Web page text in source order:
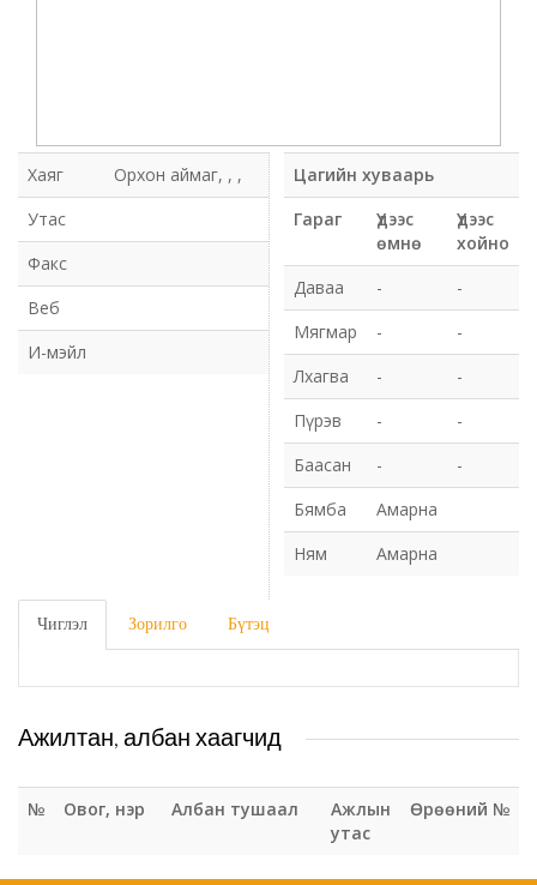
Бүсийн оношлогоо эмчилгээний төв
Орхон аймаг Шуудан үйлчилгээний газар
Биеийн тамир, спортын газар
Газрын харилцаа барилга хот байгуулалтын газар
Нийгмийн даатгалын газар
Орон нутгийн Өмчийн газар
Орхон аймаг дахь Гаалийн газар
Стандарт, хэмжил зүйн хэлтэс
Хаяг
Орхон аймаг, , ,
Утас
Факс
Веб
И-мэйл
Цагийн хуваарь
Гараг
Үдээс
өмнө
Үдээс
хойно
Даваа
-
-
Мягмар
-
-
Лхагва
-
-
Пүрэв
-
-
Баасан
-
-
Бямба
Амарна
Ням
Амарна
Чиглэл Зорилго Бүтэц
Ажилтан, албан хаагчид
№ Овог, нэр Албан тушаал
Ажлын
утас
Өрөөний №